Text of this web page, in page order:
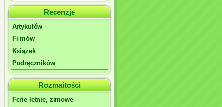
Recenzje
Artykułów
Filmów
Książek
Podręczników
Rozmaitości
Ferie letnie, zimowe